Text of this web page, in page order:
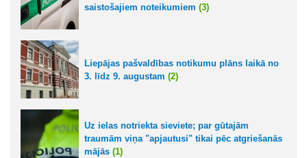
saistošajiem noteikumiem (3)
Liepājas pašvaldības notikumu plāns laikā no
3. līdz 9. augustam (2)
Uz ielas notriekta sieviete; par gūtajām
traumām viņa "apjautusi" tikai pēc atgriešanās
mājās (1)